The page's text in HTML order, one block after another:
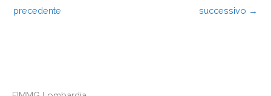
precedente
successivo →